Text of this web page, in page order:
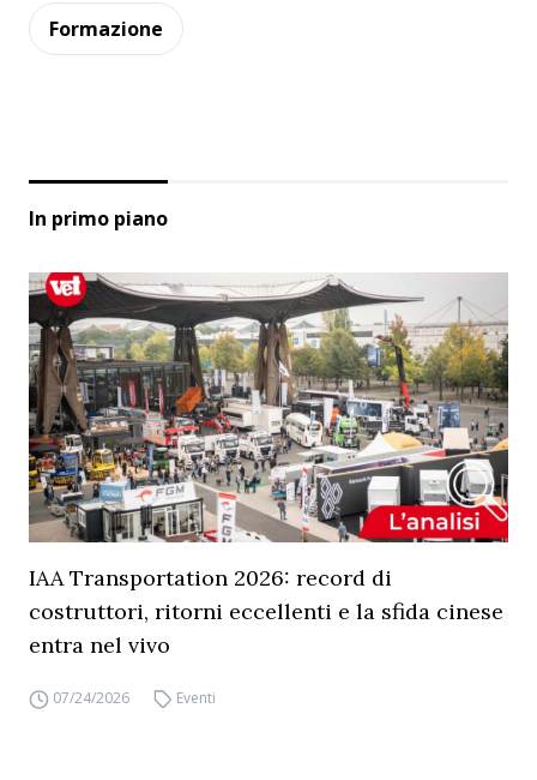
Formazione
In primo piano
IAA Transportation 2026: record di
costruttori, ritorni eccellenti e la sfida cinese
entra nel vivo
07/24/2026 Eventi